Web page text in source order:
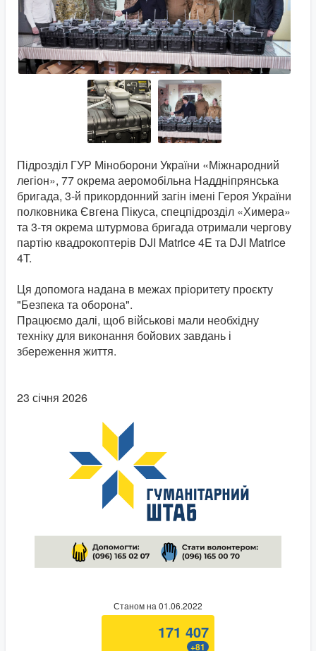
Підрозділ ГУР Міноборони України «Міжнародний
легіон», 77 окрема аеромобільна Наддніпрянська
бригада, 3-й прикордонний загін імені Героя України
полковника Євгена Пікуса, спецпідрозділ «Химера»
та 3-тя окрема штурмова бригада отримали чергову
партію квадрокоптерів DJI Matrice 4E та DJI Matrice
4T.
Ця допомога надана в межах пріоритету проєкту
"Безпека та оборона".
Працюємо далі, щоб військові мали необхідну
техніку для виконання бойових завдань і
збереження життя.
23 січня 2026
Станом на 01.06.2022
171 407
+81